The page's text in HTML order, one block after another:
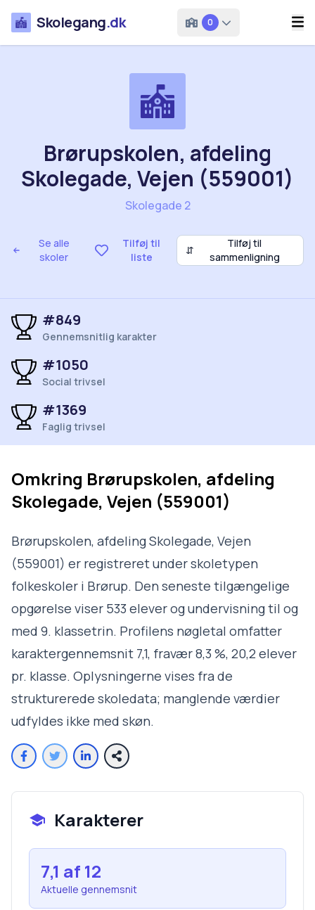
Skolegang.dk 0
Se alle
skoler
Tilføj til
liste
⇵
Tilføj til
sammenligning
Brørupskolen, afdeling
Skolegade, Vejen (559001)
Skolegade 2
#849
Gennemsnitlig karakter
#1050
Social trivsel
#1369
Faglig trivsel
Omkring Brørupskolen, afdeling
Skolegade, Vejen (559001)
Brørupskolen, afdeling Skolegade, Vejen
(559001) er registreret under skoletypen
folkeskoler i Brørup. Den seneste tilgængelige
opgørelse viser 533 elever og undervisning til og
med 9. klassetrin. Profilens nøgletal omfatter
karaktergennemsnit 7,1, fravær 8,3 %, 20,2 elever
pr. klasse. Oplysningerne vises fra de
strukturerede skoledata; manglende værdier
udfyldes ikke med skøn.
Karakterer
7,1 af 12
Aktuelle gennemsnit